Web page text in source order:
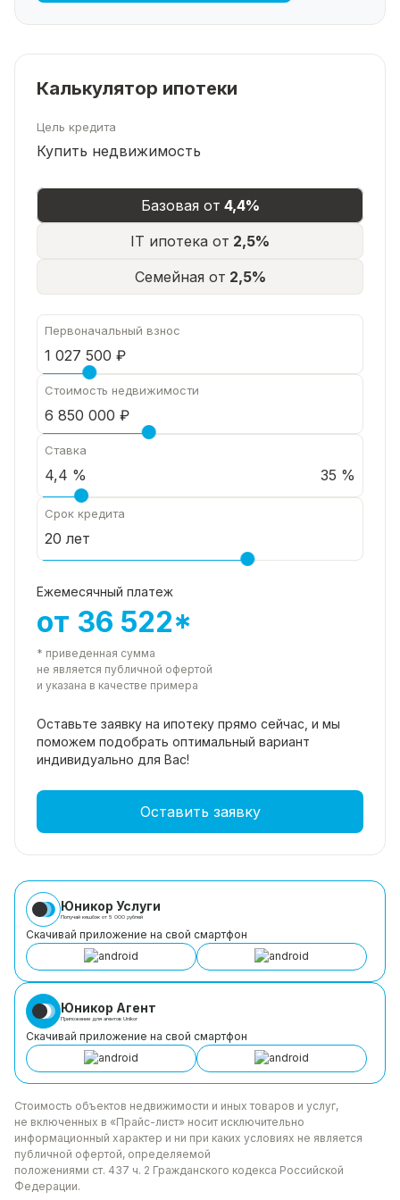
Калькулятор ипотеки
Цель кредита
Купить недвижимость
Базовая от 4,4%
IT ипотека от 2,5%
Семейная от 2,5%
Первоначальный взнос
Стоимость недвижимости
Ставка
35 %
Срок кредита
Ежемесячный платеж
от 36 522*
* приведенная сумма
не является публичной офертой
и указана в качестве примера
Оставьте заявку на ипотеку прямо сейчас, и мы
поможем подобрать оптимальный вариант
индивидуально для Вас!
Оставить заявку
Юникор Услуги
Получай кешбэк от 5 000 рублей
Скачивай приложение на свой смартфон
Юникор Агент
Приложение для агентов Unikor
Скачивай приложение на свой смартфон
Стоимость объектов недвижимости и иных товаров и услуг,
не включенных в «Прайс-лист» носит исключительно
информационный характер и ни при каких условиях не является
публичной офертой, определяемой
положениями ст. 437 ч. 2 Гражданского кодекса Российской
Федерации.